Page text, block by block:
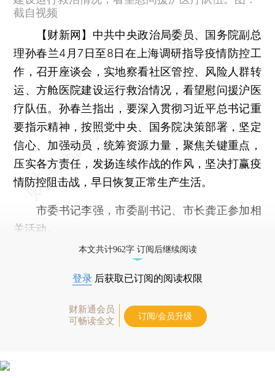
截自视频
【财新网】 中共中央政治局委员、国务院副总
理孙春兰4月7日至8日在上海调研指导疫情防控工
作，召开座谈会，实地察看社区管控、风险人群转
运、方舱医院建设运行救治情况，看望慰问援沪医
疗队伍。孙春兰指出，要深入贯彻习近平总书记重
要指示精神，按照党中央、国务院决策部署，坚定
信心、加强动员，统筹资源力量，聚焦关键重点，
压实各方责任，发扬连续作战的作风，坚决打赢疫
情防控阻击战，早日恢复正常生产生活。
市委书记李强，市委副书记、市长龚正参加相
关活动。
本文共计962字 订阅后继续阅读
登录 后获取已订阅的阅读权限
财新通会员
可畅读全文
订阅/会员升级